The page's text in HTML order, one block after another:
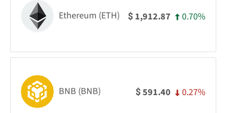
Ethereum (ETH) $ 1,912.87 0.70%
BNB (BNB) $591.40 0.27%